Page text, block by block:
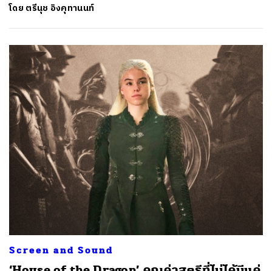
โดย ตรีนุช อิงคุทานนท์
Screen and Sound